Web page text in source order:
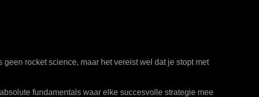
rocket science, maar het vereist wel dat je stopt met
fundamentals waar elke succesvolle strategie mee